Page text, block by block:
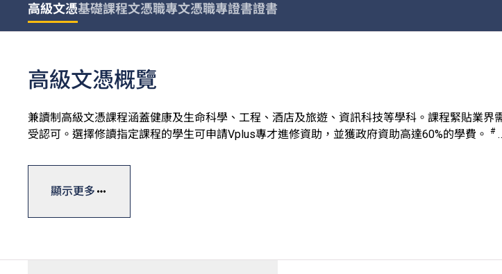
高級文憑基礎課程文憑職專文憑職專證書證書
高級文憑概覽
兼讀制高級文憑課程涵蓋健康及生命科學、工程、酒店及旅遊、資訊科技等學科。課程緊貼業界
受認可。選擇修讀指定課程的學生可申請Vplus專才進修資助，並獲政府資助高達60%的學費。
#
此外，VTC亦提供多元化終身學習短期課程，涵蓋人工智能、數碼科技應用、可再生能源等熱門專
VTC畢業生及學生入讀指定課程可獲最多50%學費減免，上限為港幣1,000元。
資助詳情請參閱Vplus專才進修資助
顯示更多